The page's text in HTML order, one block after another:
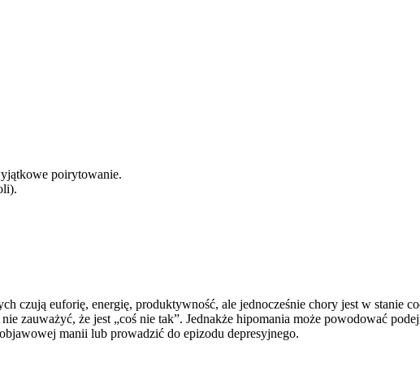
poirytowanie.
czują euforię, energię, produktywność, ale jednocześnie chory jest w stanie
zauważyć, że jest „coś nie tak”. Jednakże hipomania może powodować
manii lub prowadzić do epizodu depresyjnego.